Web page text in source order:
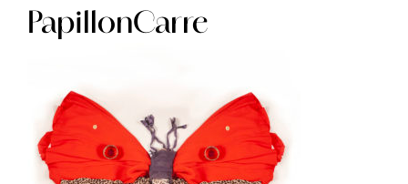
PapillonCarre